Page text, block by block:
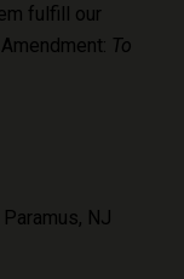
fulfill our
To
NJ